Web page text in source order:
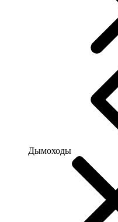
Дымоходы